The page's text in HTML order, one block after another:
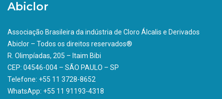
Abiclor
Associação Brasileira da indústria de Cloro Álcalis e Derivados
Abiclor – Todos os direitos reservados®
R. Olimpíadas, 205 – Itaim Bibi
CEP: 04546-004 – SÃO PAULO – SP
Telefone: +55 11 3728-8652
WhatsApp: +55 11 91193-4318